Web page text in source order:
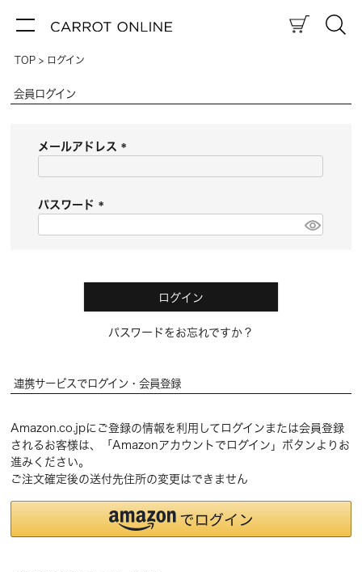
TOP ログイン
会員ログイン
メールアドレス
パスワード
ログイン
パスワードをお忘れですか？
連携サービスでログイン・会員登録
Amazon.co.jpにご登録の情報を利用してログインまたは会員登録
されるお客様は、「Amazonアカウントでログイン」ボタンよりお
進みください。
ご注文確定後の送付先住所の変更はできません